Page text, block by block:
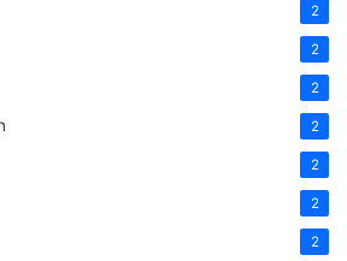
2
2
2
2
2
2
2